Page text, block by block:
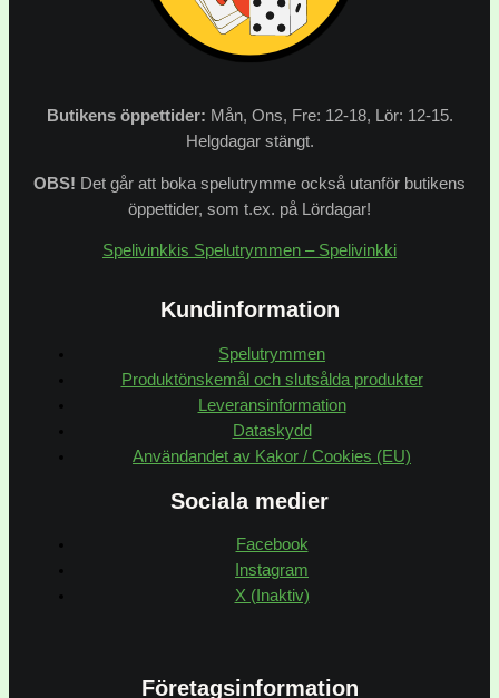
Butikens öppettider: Mån, Ons, Fre: 12-18, Lör: 12-15.
Helgdagar stängt.
OBS! Det går att boka spelutrymme också utanför butikens
öppettider, som t.ex. på Lördagar!
Spelivinkkis Spelutrymmen – Spelivinkki
Kundinformation
Spelutrymmen
Produktönskemål och slutsålda produkter
Leveransinformation
Dataskydd
Användandet av Kakor / Cookies (EU)
Sociala medier
Facebook
Instagram
X (Inaktiv)
Företagsinformation